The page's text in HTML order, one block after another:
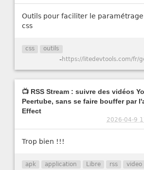
Outils pour faciliter le
css
css outils
-
📺 RSS Stream : suivre des vidéos
Peertube, sans se faire bouffer par
Effect
2026-04-9
Trop bien !!!
apk application Libre rss video